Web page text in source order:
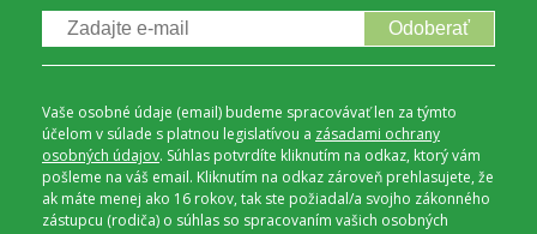
Odoberať
Vaše osobné údaje (email) budeme spracovávať len za týmto
účelom v súlade s platnou legislatívou a zásadami ochrany
osobných údajov. Súhlas potvrdíte kliknutím na odkaz, ktorý vám
pošleme na váš email. Kliknutím na odkaz zároveň prehlasujete, že
ak máte menej ako 16 rokov, tak ste požiadal/a svojho zákonného
zástupcu (rodiča) o súhlas so spracovaním vašich osobných